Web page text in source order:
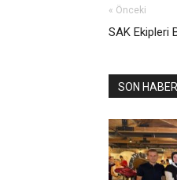
« Önceki
SAK Ekipleri
SON